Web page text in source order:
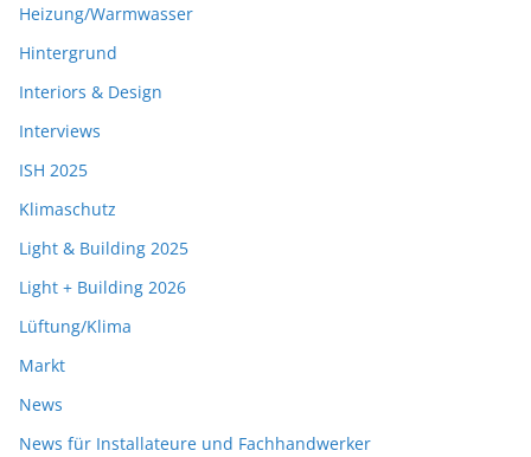
Heizung/Warmwasser
Hintergrund
Interiors & Design
Interviews
ISH 2025
Klimaschutz
Light & Building 2025
Light + Building 2026
Lüftung/Klima
Markt
News
News für Installateure und Fachhandwerker